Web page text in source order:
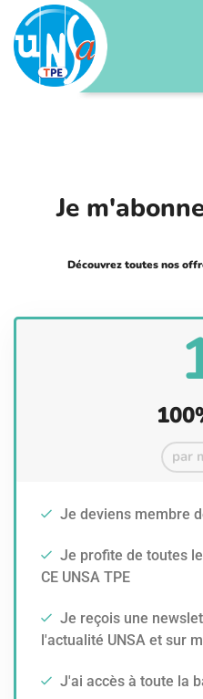
Je
Découvrez toutes nos
par
Je deviens membre
Je profite de toutes
CE UNSA TPE
Je reçois une
l'actualité UNSA et sur
J'ai accès à toute la